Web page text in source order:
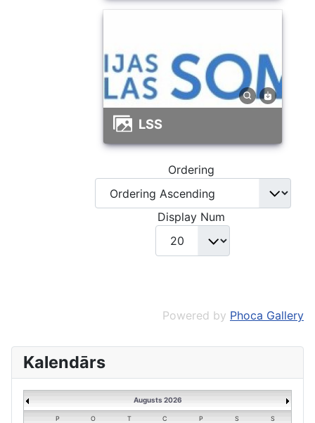
LSS
Ordering
Display Num
Powered by Phoca Gallery
Kalendārs
Augusts 2026
P O T C P S S